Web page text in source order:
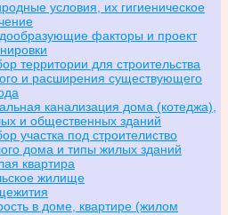
условия, их гигиеническое
факторы и проект
территории для строительства
и расширения существующего
канализация дома (котеджа),
и общественных зданий
участка под строителиство
дома и типы жилых зданий
квартира
жилище
в доме, квартире (жилом